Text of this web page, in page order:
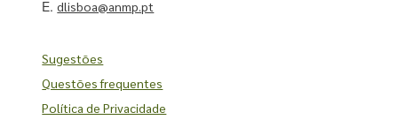
E.dlisboa@anmp.pt
Sugestões
Questões frequentes
Política de Privacidade